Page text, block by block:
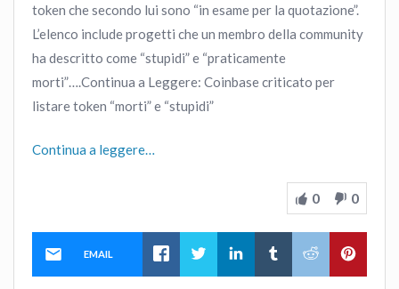
token che secondo lui sono “in esame per la quotazione”.
L’elenco include progetti che un membro della community
ha descritto come “stupidi” e “praticamente
morti”….Continua a Leggere: Coinbase criticato per
listare token “morti” e “stupidi”
Continua a leggere…
0 0
EMAIL